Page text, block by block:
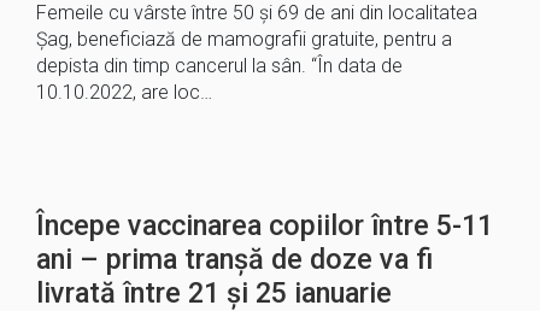
Femeile cu vârste între 50 și 69 de ani din localitatea
Șag, beneficiază de mamografii gratuite, pentru a
depista din timp cancerul la sân. “În data de
10.10.2022, are loc…
Începe vaccinarea copiilor între 5-11
ani – prima tranșă de doze va fi
livrată între 21 şi 25 ianuarie